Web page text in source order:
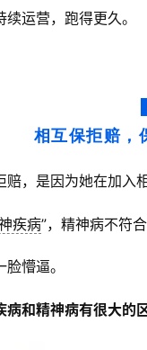
运营，跑得更久。
相互保拒赔，
，是因为她在加入
疾病”，精神病不符
懵逼。
和精神病有很大的区